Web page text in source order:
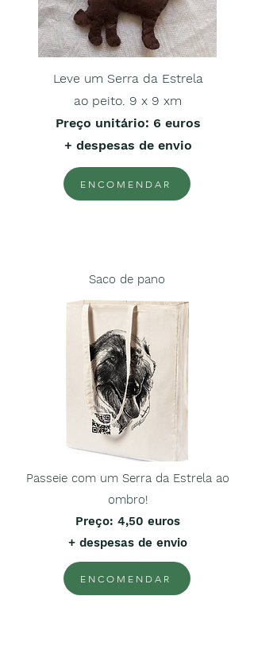
Leve um Serra da Estrela
ao peito. 9 x 9 xm
Preço unitário: 6 euros
+ despesas de envio
ENCOMENDAR
Saco de pano
Passeie com um Serra da Estrela ao
ombro!
Preço: 4,50 euros
+ despesas de envio
ENCOMENDAR